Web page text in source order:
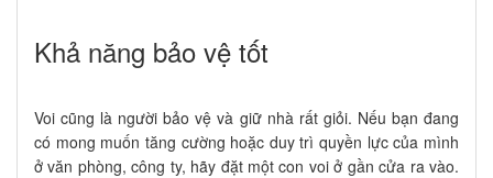
Khả năng bảo vệ tốt
Voi cũng là người bảo vệ và giữ nhà rất giỏi. Nếu bạn đang
có mong muốn tăng cường hoặc duy trì quyền lực của mình
ở văn phòng, công ty, hãy đặt một con voi ở gần cửa ra vào.